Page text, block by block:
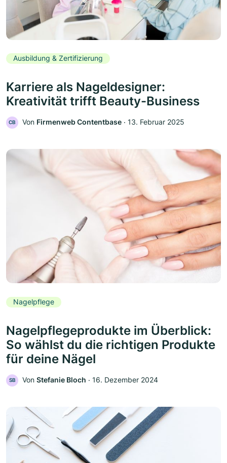
Ausbildung & Zertifizierung
Karriere als Nageldesigner:
Kreativität trifft Beauty-Business
CB Von Firmenweb Contentbase ‧ 13. Februar 2025
Nagelpflege
Nagelpflegeprodukte im Überblick:
So wählst du die richtigen Produkte
für deine Nägel
SB Von Stefanie Bloch ‧ 16. Dezember 2024